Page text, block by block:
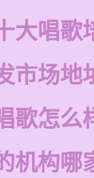
大唱歌
市场地
歌怎么
机构哪